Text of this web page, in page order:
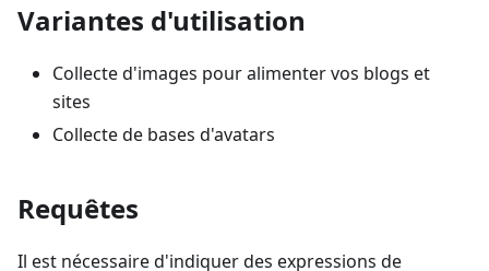
Variantes d'utilisation
Collecte d'images pour alimenter vos blogs et
sites
Collecte de bases d'avatars
Requêtes
Il est nécessaire d'indiquer des expressions de